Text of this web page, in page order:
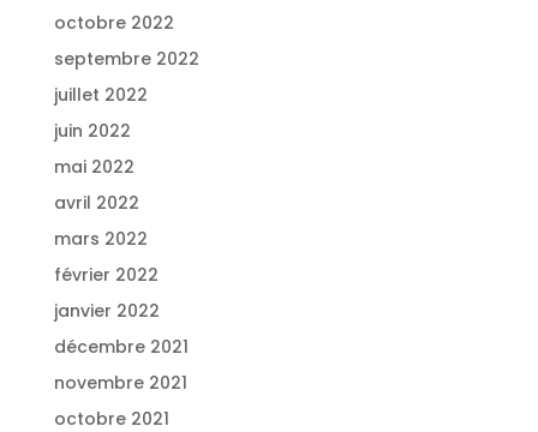
octobre 2022
septembre 2022
juillet 2022
juin 2022
mai 2022
avril 2022
mars 2022
février 2022
janvier 2022
décembre 2021
novembre 2021
octobre 2021